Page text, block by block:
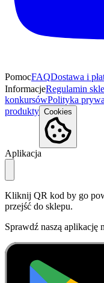
PomocFAQDostawa i
InformacjeRegulamin
konkursówPolityka
produkty Cookies
Aplikacja
Kliknij QR kod by go
przejść do sklepu.
Sprawdź naszą aplikację